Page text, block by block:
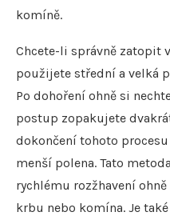
komíně.
Chcete-li správně zatopit
použijete střední a velká
Po dohoření ohně si
postup zopakujete
dokončení tohoto
menší polena. Tato
rychlému rozžhavení
krbu nebo komína. Je